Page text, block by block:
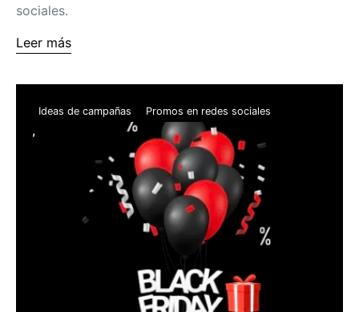
sociales.
Leer más
Ideas de campañas Promos en redes sociales